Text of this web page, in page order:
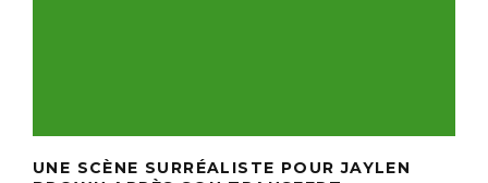
UNE SCÈNE SURRÉALISTE POUR JAYLEN